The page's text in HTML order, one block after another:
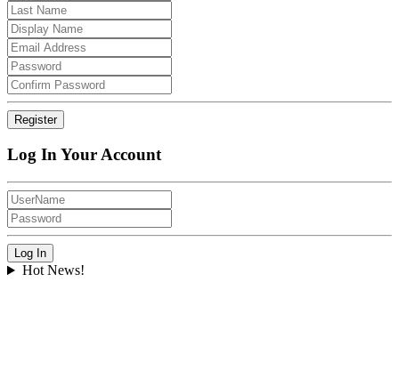
Log In Your Account
Hot News!